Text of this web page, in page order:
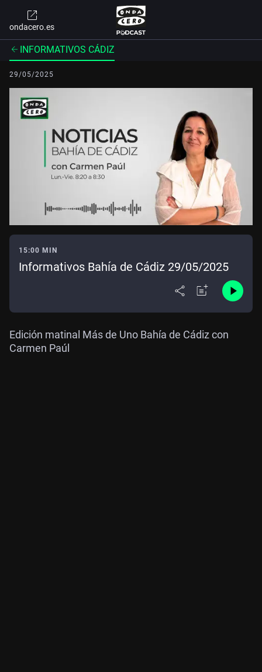
ondacero.es
INFORMATIVOS CÁDIZ
29/05/2025
15:00 MIN
Informativos Bahía de Cádiz 29/05/2025
Edición matinal Más de Uno Bahía de Cádiz con
Carmen Paúl